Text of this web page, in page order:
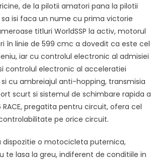
de la pilotii amatori pana la pilotii
isi faca un nume cu prima victorie
titluri WorldSSP la activ, motorul
în linie de 599 cmc a dovedit ca este cel
iar cu controlul electronic al admisiei
controlul electronic al acceleratiei
cu ambreiajul anti-hopping, transmisia
scurt si sistemul de schimbare rapida a
RACE, pregatita pentru circuit, ofera cel
pe orice circuit.
dispozitie o motocicleta puternica,
te lasa la greu, indiferent de conditiile in